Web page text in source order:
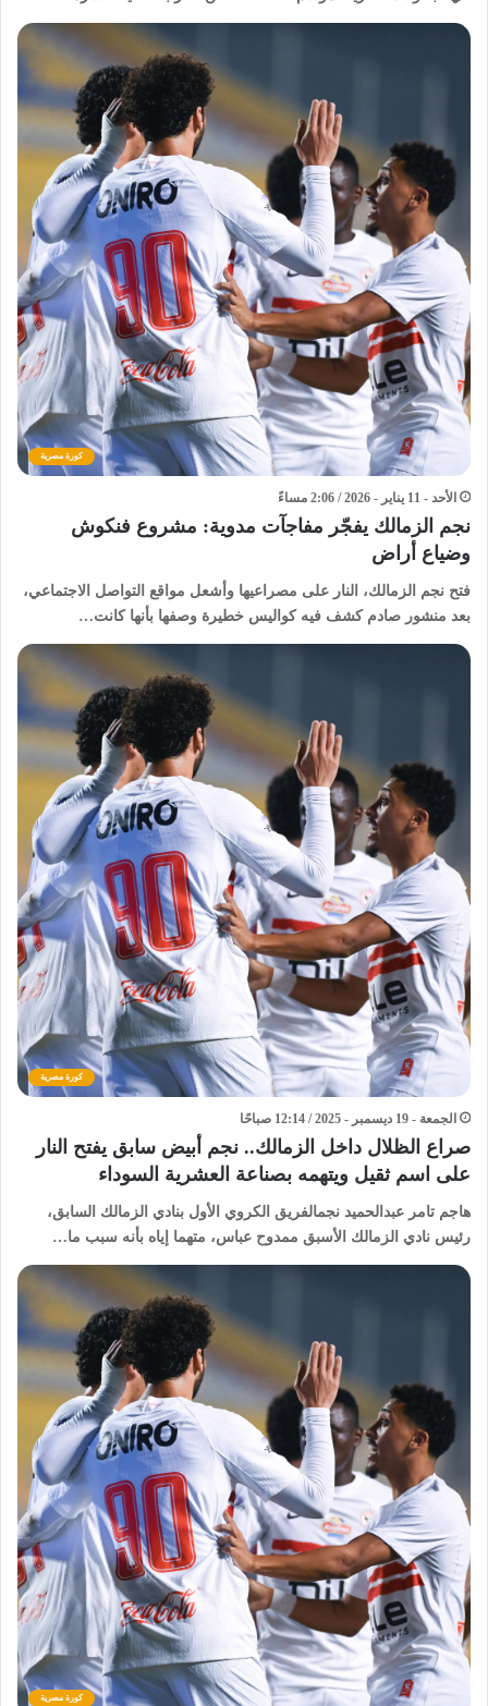
كورة مصرية
الأحد - 11 يناير - 2026 / 2:06 مساءً
نجم الزمالك يفجّر مفاجآت مدوية: مشروع فنكوش
وضياع أراض
فتح نجم الزمالك، النار على مصراعيها وأشعل مواقع التواصل الاجتماعي،
بعد منشور صادم كشف فيه كواليس خطيرة وصفها بأنها كانت…
كورة مصرية
الجمعة - 19 ديسمبر - 2025 / 12:14 صباحًا
صراع الظلال داخل الزمالك.. نجم أبيض سابق يفتح النار
على اسم ثقيل ويتهمه بصناعة العشرية السوداء
هاجم تامر عبدالحميد نجمالفريق الكروي الأول بنادي الزمالك السابق،
رئيس نادي الزمالك الأسبق ممدوح عباس، متهما إياه بأنه سبب ما…
كورة مصرية